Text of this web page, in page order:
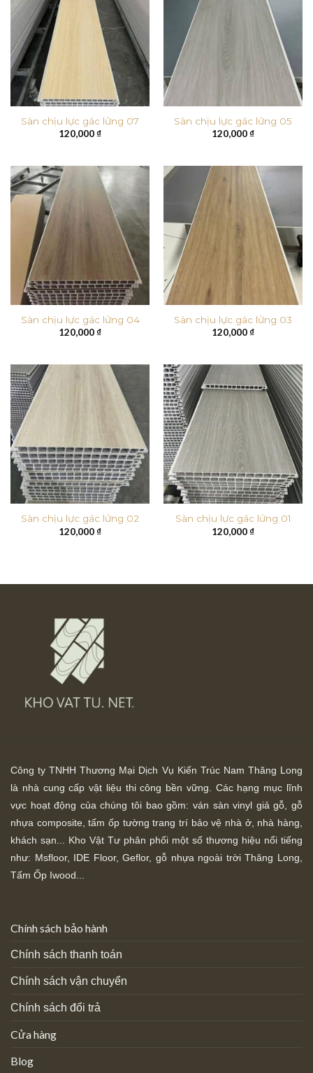
Sàn chịu lực gác lửng 07
120,000₫
Sàn chịu lực gác lửng 05
120,000₫
Sàn chịu lực gác lửng 04
120,000₫
Sàn chịu lực gác lửng 03
120,000₫
Sàn chịu lực gác lửng 02
120,000₫
Sàn chịu lực gác lửng 01
120,000₫
Công ty TNHH Thương Mại Dịch Vụ Kiến Trúc Nam Thăng Long
là nhà cung cấp vật liệu thi công bền vững. Các hạng mục lĩnh
vực hoạt động của chúng tôi bao gồm: ván sàn vinyl giả gỗ, gỗ
nhựa composite, tấm ốp tường trang trí bảo vệ nhà ở, nhà hàng,
khách sạn... Kho Vật Tư phân phối một số thương hiệu nổi tiếng
như: Msfloor, IDE Floor,Geflor, gỗ nhựa ngoài trời Thăng Long,
Tấm Ốp Iwood...
Chính sách bảo hành
Chính sách thanh toán
Chính sách vận chuyển
Chính sách đổi trả
Cửa hàng
Blog